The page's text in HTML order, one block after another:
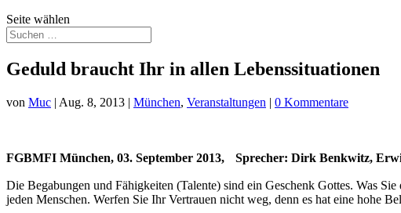
Seite wählen
Geduld braucht Ihr in allen Lebenssituationen
von Muc | Aug. 8, 2013 | München, Veranstaltungen | 0 Kommentare
FGBMFI München, 03. September 2013, Sprecher: Dirk Benkwitz,
Die Begabungen und Fähigkeiten (Talente) sind ein Geschenk Gottes. Was
jeden Menschen. Werfen Sie Ihr Vertrauen nicht weg, denn es hat eine hohe